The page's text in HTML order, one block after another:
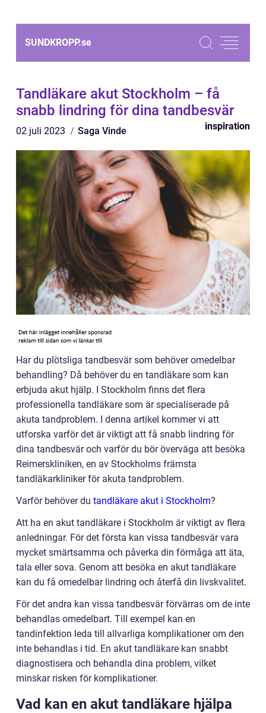
SUNDKROPP.se
Tandläkare akut Stockholm – få
snabb lindring för dina tandbesvär
02 juli 2023 Saga Vinde inspiration
Har du plötsliga tandbesvär som behöver omedelbar
behandling? Då behöver du en tandläkare som kan
erbjuda akut hjälp. I Stockholm finns det flera
professionella tandläkare som är specialiserade på
akuta tandproblem. I denna artikel kommer vi att
utforska varför det är viktigt att få snabb lindring för
dina tandbesvär och varför du bör överväga att besöka
Reimerskliniken, en av Stockholms främsta
tandläkarkliniker för akuta tandproblem.
Varför behöver du tandläkare akut i Stockholm?
Att ha en akut tandläkare i Stockholm är viktigt av flera
anledningar. För det första kan vissa tandbesvär vara
mycket smärtsamma och påverka din förmåga att äta,
tala eller sova. Genom att besöka en akut tandläkare
kan du få omedelbar lindring och återfå din livskvalitet.
För det andra kan vissa tandbesvär förvärras om de inte
behandlas omedelbart. Till exempel kan en
tandinfektion leda till allvarliga komplikationer om den
inte behandlas i tid. En akut tandläkare kan snabbt
diagnostisera och behandla dina problem, vilket
minskar risken för komplikationer.
Vad kan en akut tandläkare hjälpa